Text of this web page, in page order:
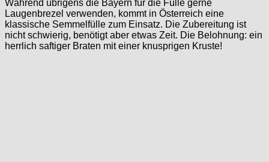
Während übrigens die Bayern für die Fülle gerne
Laugenbrezel verwenden, kommt in Österreich eine
klassische Semmelfülle zum Einsatz. Die Zubereitung ist
nicht schwierig, benötigt aber etwas Zeit. Die Belohnung: ein
herrlich saftiger Braten mit einer knusprigen Kruste!